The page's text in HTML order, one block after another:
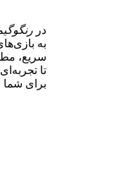
در
به
سریع،
تا
برای شما